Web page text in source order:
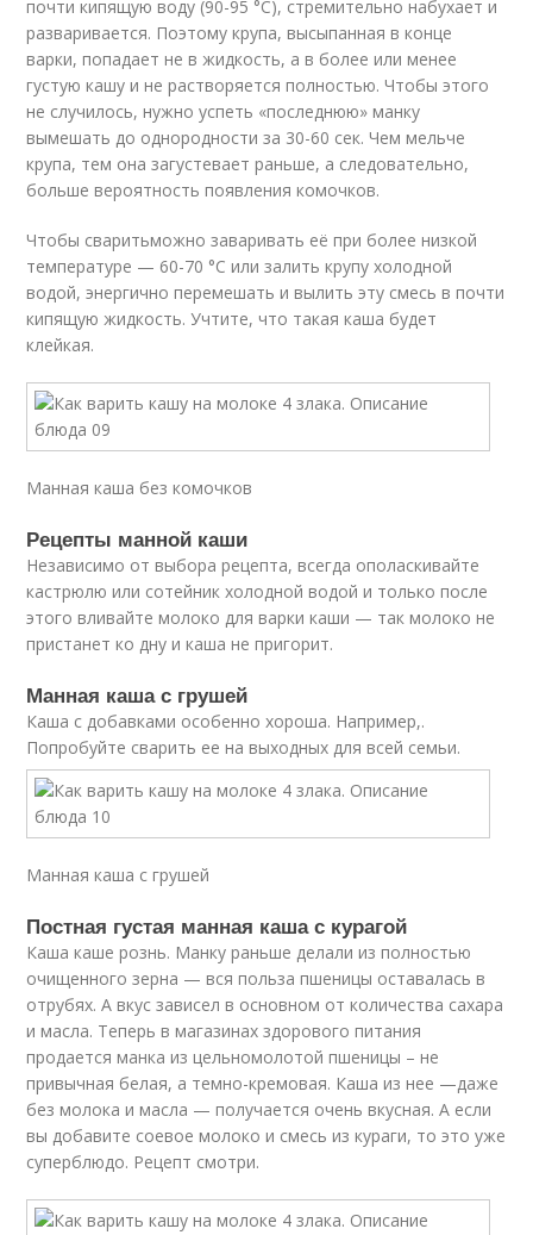
почти кипящую воду (90-95 °С), стремительно набухает и
разваривается. Поэтому крупа, высыпанная в конце
варки, попадает не в жидкость, а в более или менее
густую кашу и не растворяется полностью. Чтобы этого
не случилось, нужно успеть «последнюю» манку
вымешать до однородности за 30-60 сек. Чем мельче
крупа, тем она загустевает раньше, а следовательно,
больше вероятность появления комочков.
Чтобы сваритьможно заваривать её при более низкой
температуре — 60-70 °С или залить крупу холодной
водой, энергично перемешать и вылить эту смесь в почти
кипящую жидкость. Учтите, что такая каша будет
клейкая.
Манная каша без комочков
Рецепты манной каши
Независимо от выбора рецепта, всегда ополаскивайте
кастрюлю или сотейник холодной водой и только после
этого вливайте молоко для варки каши — так молоко не
пристанет ко дну и каша не пригорит.
Манная каша с грушей
Каша с добавками особенно хороша. Например,.
Попробуйте сварить ее на выходных для всей семьи.
Манная каша с грушей
Постная густая манная каша с курагой
Каша каше рознь. Манку раньше делали из полностью
очищенного зерна — вся польза пшеницы оставалась в
отрубях. А вкус зависел в основном от количества сахара
и масла. Теперь в магазинах здорового питания
продается манка из цельномолотой пшеницы – не
привычная белая, а темно-кремовая. Каша из нее —даже
без молока и масла — получается очень вкусная. А если
вы добавите соевое молоко и смесь из кураги, то это уже
суперблюдо. Рецепт смотри.